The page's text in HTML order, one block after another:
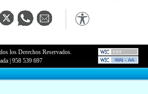
los Derechos Reservados.
|958 539 697